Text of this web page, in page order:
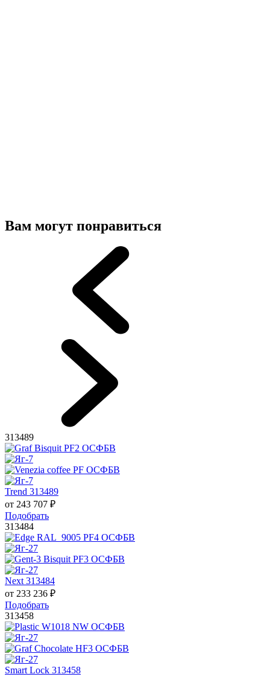
Вам могут понравиться
313489
Trend 313489
от 243 707 ₽
Подобрать
313484
Next 313484
от 233 236 ₽
Подобрать
313458
Smart Lock 313458